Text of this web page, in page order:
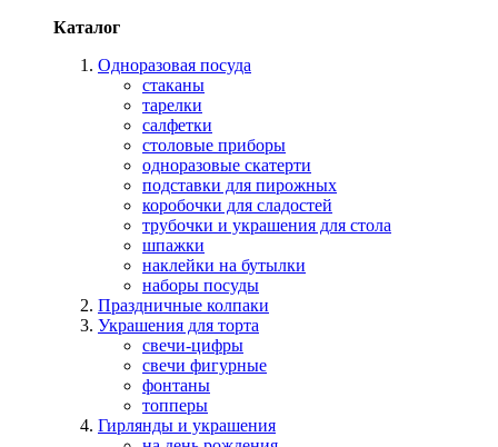
Каталог
Одноразовая посуда
стаканы
тарелки
салфетки
столовые приборы
одноразовые скатерти
подставки для пирожных
коробочки для сладостей
трубочки и украшения для стола
шпажки
наклейки на бутылки
наборы посуды
Праздничные колпаки
Украшения для торта
свечи-цифры
свечи фигурные
фонтаны
топперы
Гирлянды и украшения